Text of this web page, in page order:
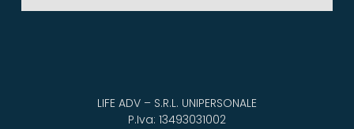
LIFE ADV – S.R.L. UNIPERSONALE
P.Iva: 13493031002